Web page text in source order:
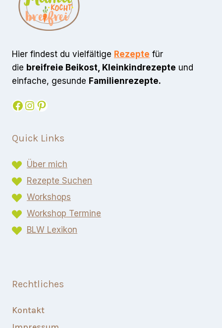
Hier findest du vielfältige Rezepte für
die breifreie Beikost, Kleinkindrezepte und
einfache, gesunde Familienrezepte.
Facebook
Instagram
Pinterest
Quick Links
Über mich
Rezepte Suchen
Workshops
Workshop Termine
BLW Lexikon​
Rechtliches
Kontakt